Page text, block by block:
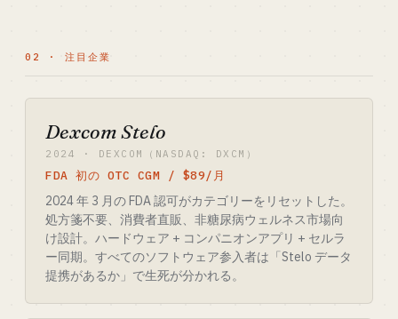
02 · 注目企業
Dexcom Stelo
2024 · DEXCOM（NASDAQ: DXCM）
FDA 初の OTC CGM / $89/月
2024 年 3 月の FDA 認可がカテゴリーをリセットした。
処方箋不要、消費者直販、非糖尿病ウェルネス市場向
け設計。ハードウェア + コンパニオンアプリ + セルラ
ー同期。すべてのソフトウェア参入者は「Stelo データ
提携があるか」で生死が分かれる。